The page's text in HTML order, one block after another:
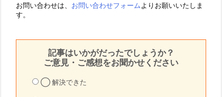
お問い合わせは、 お問い合わせフォーム よりお願いいたしま
す。
記事はいかがだったでしょうか？
ご意見・ご感想をお聞かせください
◯ 解決できた